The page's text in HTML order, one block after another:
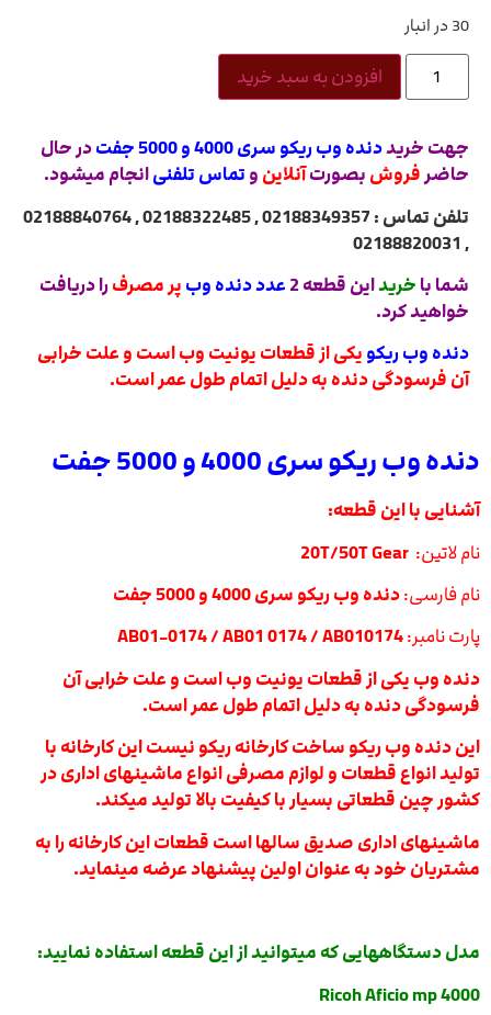
30 در انبار
افزودن به سبد خرید
جهت خریددنده وب ریکو سری 4000 و 5000 جفت
در حال
حاضرفروش بصورتآنلاین و تماس تلفنیانجام میشود.
تلفن تماس : 02188349357 , 02188322485 , 02188840764
, 02188820031
شما با خریداین قطعه 2 عدد دنده وب پر مصرف را دریافت
خواهید کرد.
دنده وب ریکو یکی از قطعات یونیت وب است و علت خرابی
آن فرسودگی دنده به دلیل اتمام طول عمر است.
دنده وب ریکو سری 4000 و 5000 جفت
آشنایی با این قطعه:
نام لاتین: 20T/50T Gear
نام فارسی:دنده وب ریکو سری 4000 و 5000 جفت
پارت نامبر:AB01-0174 / AB01 0174 / AB010174
دنده وب یکی از قطعات یونیت وب است و علت خرابی آن
فرسودگی دنده به دلیل اتمام طول عمر است.
این دنده وب ریکو ساخت کارخانه ریکو نیست این کارخانه با
تولید انواع قطعات و لوازم مصرفی انواع ماشینهای اداری در
کشور چین قطعاتی بسیار با کیفیت بالا تولید میکند.
ماشینهای اداری صدیق سالها است قطعات این کارخانه را به
مشتریان خود به عنوان اولین پیشنهاد عرضه مینماید.
مدل دستگاههایی که میتوانید از این قطعه استفاده نمایید:
Ricoh Aficio mp 4000